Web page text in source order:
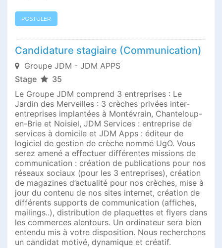
POSTULER
Candidature stagiaire (Communication)
Groupe JDM - JDM APPS
Stage
35
Le Groupe JDM comprend 3 entreprises : Le
Jardin des Merveilles : 3 crèches privées inter-
entreprises implantées à Montévrain, Chanteloup-
en-Brie et Noisiel, JDM Services : entreprise de
services à domicile et JDM Apps : éditeur de
logiciel de gestion de crèche nommé UgO. Vous
serez amené a effectuer différentes missions de
communication : création de publications pour nos
réseaux sociaux (pour les 3 entreprises), création
de magazines d’actualité pour nos crèches, mise à
jour du contenu de nos sites internet, création de
différents supports de communication (affiches,
mailings..), distribution de plaquettes et flyers dans
les commerces alentours. Un ordinateur sera bien
entendu mis à votre disposition. Nous recherchons
un candidat motivé, dynamique et créatif.